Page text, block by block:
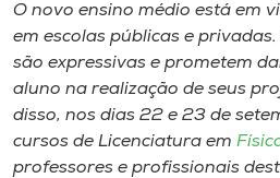
Unoesc
Store
Selecione
O novo ensino médio está em
em escolas públicas e
são expressivas e prometem
aluno na realização de seus
disso, nos dias 22 e 23 de
cursos de Licenciatura em
professores e profissionais